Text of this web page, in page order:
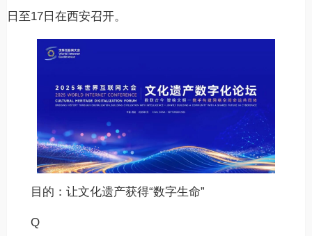
日至17日在西安召开。
目的：让文化遗产获得“数字生命”
Q